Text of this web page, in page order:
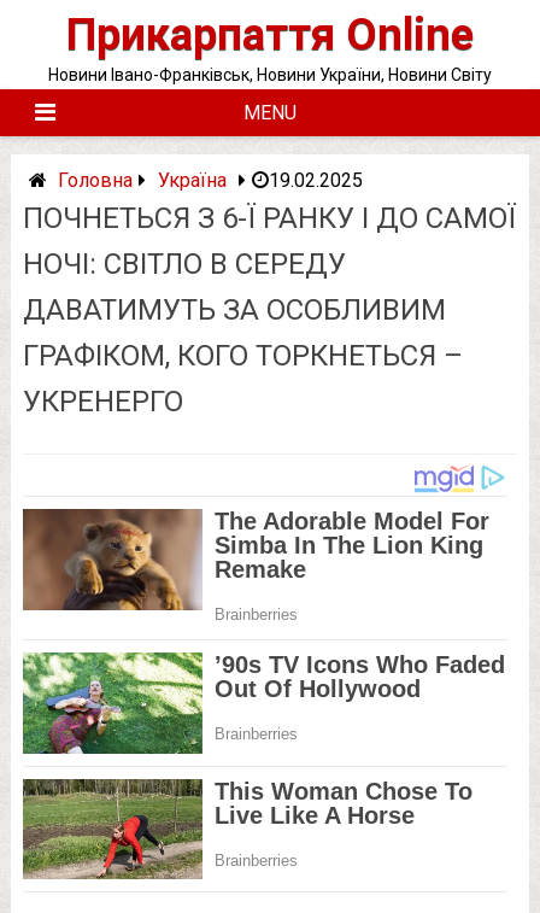
Прикарпаття Online
Новини Івано-Франківськ, Новини України, Новини Світу
MENU
Головна Україна 19.02.2025
ПОЧНЕТЬСЯ З 6-Ї РАНКУ І ДО САМОЇ
НОЧІ: СВІТЛО В СЕРЕДУ
ДАВАТИМУТЬ ЗА ОСОБЛИВИМ
ГРАФІКОМ, КОГО ТОРКНЕТЬСЯ –
УКРЕНЕРГО